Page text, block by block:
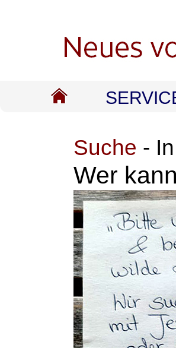
Suche -
Wer